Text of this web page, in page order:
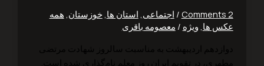
/اجتماعی, استان ها,خوزستان,همه
ویژه/معصومه باقری